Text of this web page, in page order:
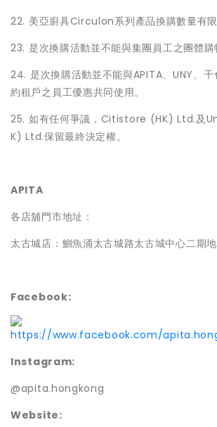
22. 美亞廚具Circulon系列產品換購數量有限
23. 是次換購活動並不能與集團員工之團體購
24. 是次換購活動並不能與APITA、UNY、
約租戶之員工優惠共同使用。
25. 如有任何爭議，Citistore (HK) Ltd.及
K) Ltd.保留最終決定權。
APITA
各店舖門市地址：
太古城店：鰂魚涌太古城路太古城中心二期
Facebook:
https://www.facebook.com/
Instagram:
@apita.hongkong
Website: